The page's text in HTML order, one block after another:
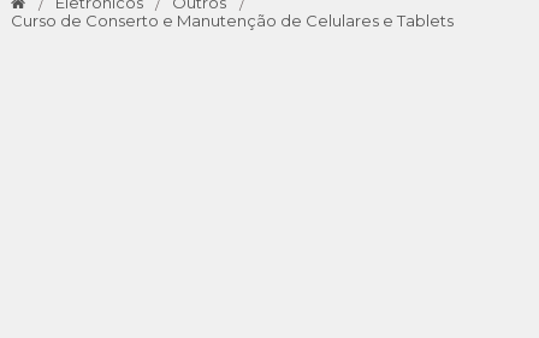
Curso de Conserto e Manutenção de Celulares e Tablets